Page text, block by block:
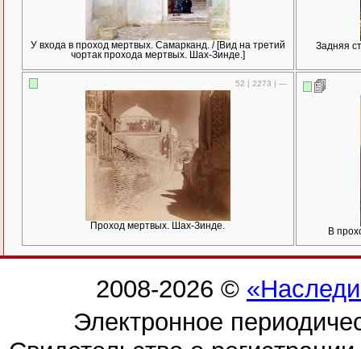
У входа в проход мертвых. Самарканд. / [Вид на третий
чортак прохода мертвых. Шах-Зинде.]
Задняя
52 | 2273 | —
Проход мертвых. Шах-Зинде.
В
2008-2026 ©
Электронное